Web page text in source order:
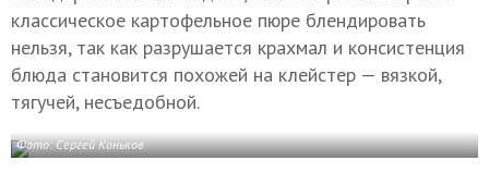
классическое картофельное пюре блендировать
нельзя, так как разрушается крахмал и консистенция
блюда становится похожей на клейстер — вязкой,
тягучей, несъедобной.
Фото: Сергей Коньков